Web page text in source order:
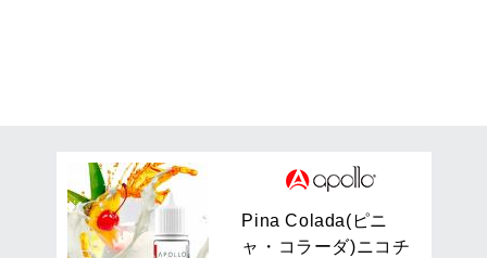
Pina Co lada( ピニ
ャ ・ コ ラ ーダ)ニコ チ